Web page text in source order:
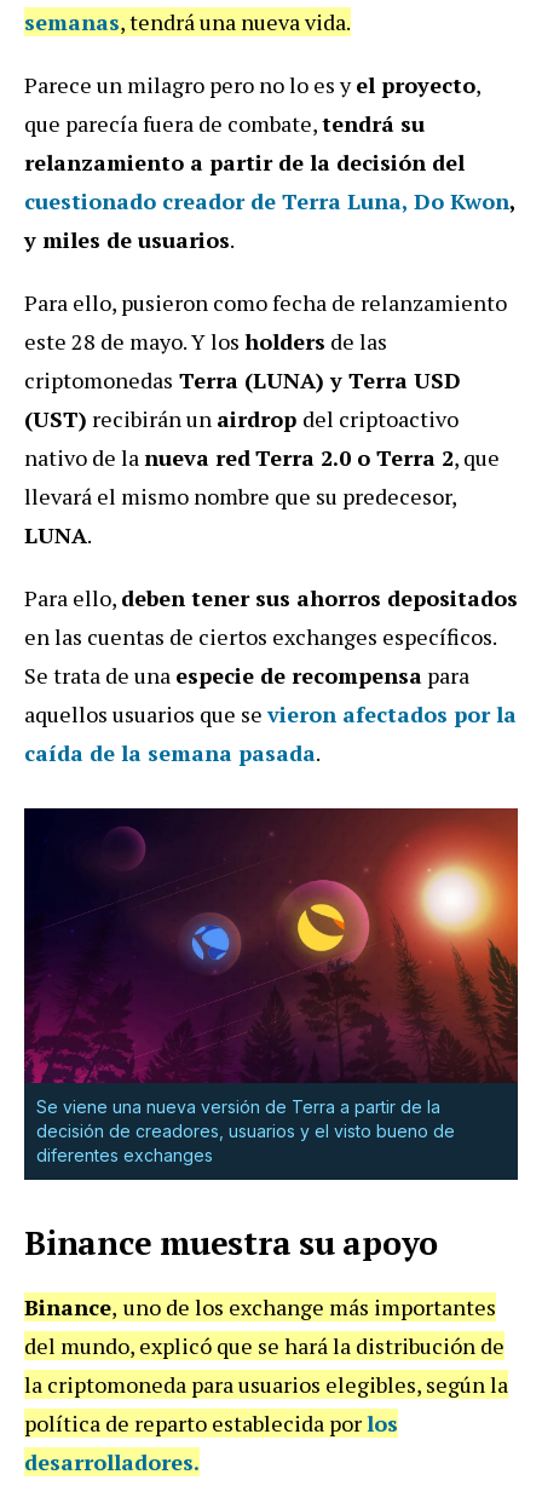
semanas, tendrá una nueva vida.
Parece un milagro pero no lo es yel proyecto,
que parecía fuera de combate,tendrá su
relanzamiento a partir de la decisión del
cuestionado creador de Terra Luna, Do Kwon,
y miles de usuarios.
Para ello, pusieron como fecha de relanzamiento
este 28 de mayo. Y los holders de las
criptomonedas Terra (LUNA) y Terra USD
(UST) recibirán un airdrop del criptoactivo
nativo de lanueva redTerra 2.0 o Terra 2, que
llevará el mismo nombre que su predecesor,
LUNA.
Para ello, deben tener sus ahorros depositados
en las cuentas de ciertos exchanges específicos.
Se trata de una especie de recompensa para
aquellos usuarios que sevieron afectados por la
caída de la semana pasada.
Se viene una nueva versión de Terra a partir de la
decisión de creadores, usuarios y el visto bueno de
diferentes exchanges
Binance muestra su apoyo
Binance, uno de los exchange más importantes
del mundo, explicó que se hará la distribución de
la criptomoneda para usuarios elegibles, según la
política de reparto establecida porlos
desarrolladores.